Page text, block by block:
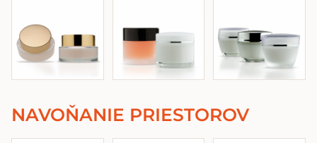
NAVOŇANIE PRIESTOROV